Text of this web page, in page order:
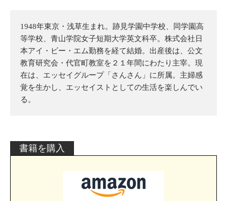
1948年東京・浅草生まれ。跡見学園中学校、同学園高
等学校、青山学院女子短期大学英文科卒。株式会社日
本アイ・ビー・エム勤務を経て結婚。出産後は、公文
教育研究会・代官町教室を２１年間にわたり主宰。現
在は、エッセイグループ「さんさん」に所属。主婦感
覚を生かし、エッセイストとしての生活を楽しんでい
る。
書籍を購入